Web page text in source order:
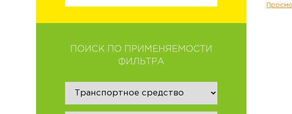
ПОИСК ПО ПРИМЕНЯЕМОСТИ
ФИЛЬТРА